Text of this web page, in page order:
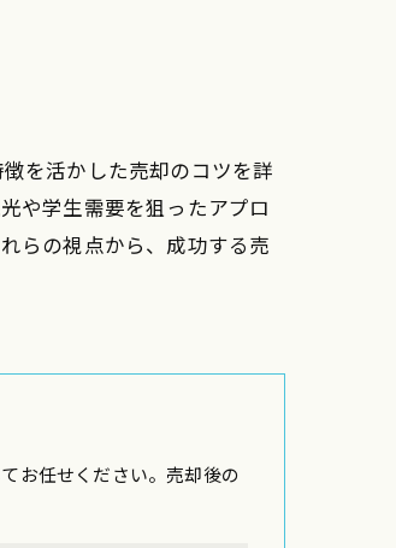
を活かした売却のコツを詳
や学生需要を狙ったアプロ
らの視点から、成功する売
お任せください。売却後の